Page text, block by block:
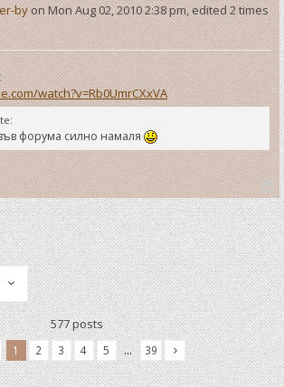
byon Mon Aug 02, 2010 2:38 pm, edited 2 times
watch?v=Rb0UmrCXxVA
форума силно намаля
T
o
p
577 posts
1 2 3 4 5 … 39